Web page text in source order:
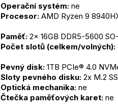
Operační systém: ne
Procesor: AMD Ryzen 9
Paměť: 2x 16GB DDR5-5600
Počet slotů (celkem/volných):
Pevný disk: 1TB PCIe® 4.0
Sloty pevného disku: 2x M.2
Optická mechanika: ne
Čtečka paměťových karet: ne